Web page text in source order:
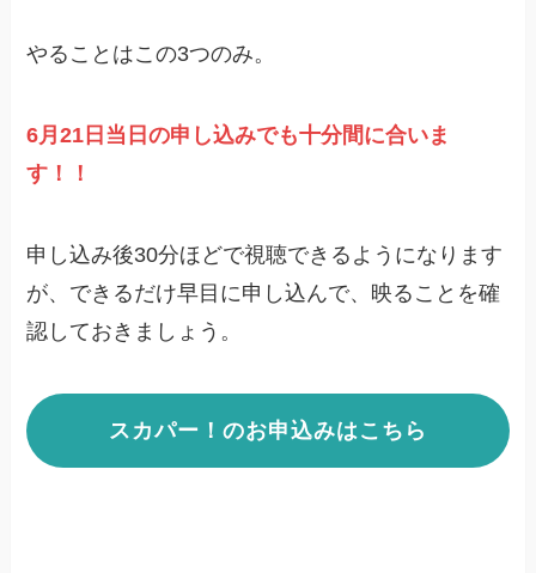
やることはこの3つのみ。
6月21日当日の申し込みでも十分間に合いま
す！！
申し込み後30分ほどで視聴できるようになります
が、できるだけ早目に申し込んで、映ることを確
認しておきましょう。
スカパー！のお申込みはこちら